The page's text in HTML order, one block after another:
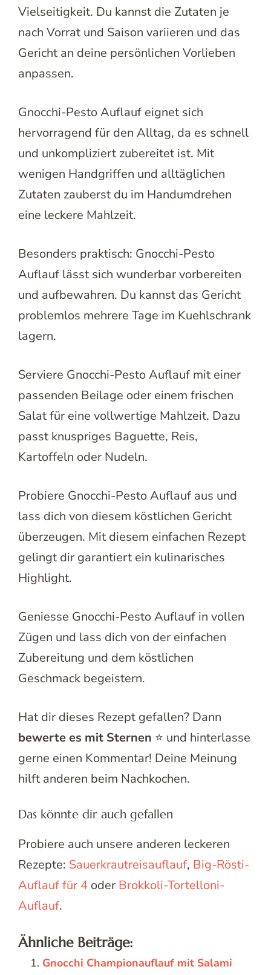
Vielseitigkeit. Du kannst die Zutaten je
nach Vorrat und Saison variieren und das
Gericht an deine persönlichen Vorlieben
anpassen.
Gnocchi-Pesto Auflauf eignet sich
hervorragend für den Alltag, da es schnell
und unkompliziert zubereitet ist. Mit
wenigen Handgriffen und alltäglichen
Zutaten zauberst du im Handumdrehen
eine leckere Mahlzeit.
Besonders praktisch: Gnocchi-Pesto
Auflauf lässt sich wunderbar vorbereiten
und aufbewahren. Du kannst das Gericht
problemlos mehrere Tage im Kuehlschrank
lagern.
Serviere Gnocchi-Pesto Auflauf mit einer
passenden Beilage oder einem frischen
Salat für eine vollwertige Mahlzeit. Dazu
passt knuspriges Baguette, Reis,
Kartoffeln oder Nudeln.
Probiere Gnocchi-Pesto Auflauf aus und
lass dich von diesem köstlichen Gericht
überzeugen. Mit diesem einfachen Rezept
gelingt dir garantiert ein kulinarisches
Highlight.
Geniesse Gnocchi-Pesto Auflauf in vollen
Zügen und lass dich von der einfachen
Zubereitung und dem köstlichen
Geschmack begeistern.
Hat dir dieses Rezept gefallen? Dann
bewerte es mit Sternen ⭐ und hinterlasse
gerne einen Kommentar! Deine Meinung
hilft anderen beim Nachkochen.
Das könnte dir auch gefallen
Probiere auch unsere anderen leckeren
Rezepte: Sauerkrautreisauflauf, Big-Rösti-
Auflauf für 4 oder Brokkoli-Tortelloni-
Auflauf.
Ähnliche Beiträge:
Gnocchi Championauflauf mit Salami